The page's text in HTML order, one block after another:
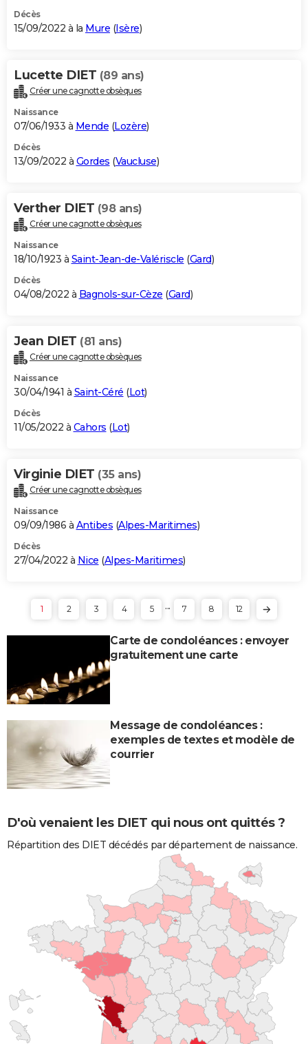
Décès
15/09/2022 à la Mure (Isère)
Lucette DIET (89 ans)
Créer une cagnotte obsèques
Naissance
07/06/1933 à Mende (Lozère)
Décès
13/09/2022 à Gordes (Vaucluse)
Verther DIET (98 ans)
Créer une cagnotte obsèques
Naissance
18/10/1923 à Saint-Jean-de-Valériscle (Gard)
Décès
04/08/2022 à Bagnols-sur-Cèze (Gard)
Jean DIET (81 ans)
Créer une cagnotte obsèques
Naissance
30/04/1941 à Saint-Céré (Lot)
Décès
11/05/2022 à Cahors (Lot)
Virginie DIET (35 ans)
Créer une cagnotte obsèques
Naissance
09/09/1986 à Antibes (Alpes-Maritimes)
Décès
27/04/2022 à Nice (Alpes-Maritimes)
1 2 3 4 5 ... 7 8 12
Carte de condoléances : envoyer
gratuitement une carte
Message de condoléances :
exemples de textes et modèle de
courrier
D'où venaient les DIET qui nous ont quittés ?
Répartition des DIET décédés par département de naissance.